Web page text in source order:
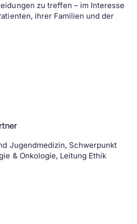
zu treffen – im Interesse
ihrer Familien und der
Jugendmedizin, Schwerpunkt
& Onkologie, Leitung Ethik